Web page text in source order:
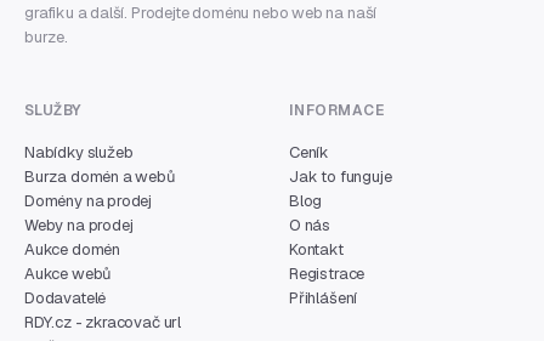
grafiku a další. Prodejte doménu nebo web na naší
burze.
SLUŽBY
Nabídky služeb
Burza domén a webů
Domény na prodej
Weby na prodej
Aukce domén
Aukce webů
Dodavatelé
RDY.cz - zkracovač url
INFORMACE
Ceník
Jak to funguje
Blog
O nás
Kontakt
Registrace
Přihlášení